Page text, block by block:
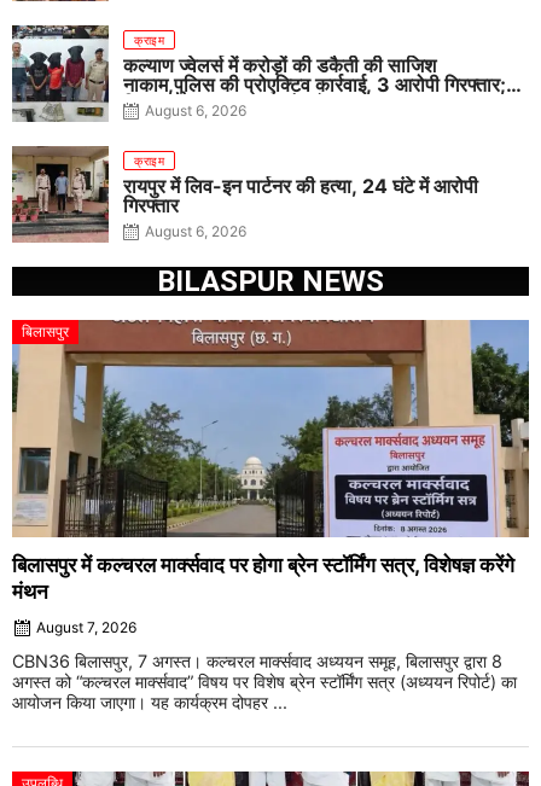
क्राइम
कल्याण ज्वेलर्स में करोड़ों की डकैती की साजिश
नाकाम,पुलिस की प्रोएक्टिव कार्रवाई, 3 आरोपी गिरफ्तार;
पिस्टल, कारतूस, चाकू और मोबाइल बरामद
August 6, 2026
क्राइम
रायपुर में लिव-इन पार्टनर की हत्या, 24 घंटे में आरोपी
गिरफ्तार
August 6, 2026
BILASPUR NEWS
बिलासपुर
बिलासपुर में कल्चरल मार्क्सवाद पर होगा ब्रेन स्टॉर्मिंग सत्र, विशेषज्ञ करेंगे
मंथन
August 7, 2026
CBN36 बिलासपुर, 7 अगस्त। कल्चरल मार्क्सवाद अध्ययन समूह, बिलासपुर द्वारा 8
अगस्त को “कल्चरल मार्क्सवाद” विषय पर विशेष ब्रेन स्टॉर्मिंग सत्र (अध्ययन रिपोर्ट) का
आयोजन किया जाएगा। यह कार्यक्रम दोपहर ...